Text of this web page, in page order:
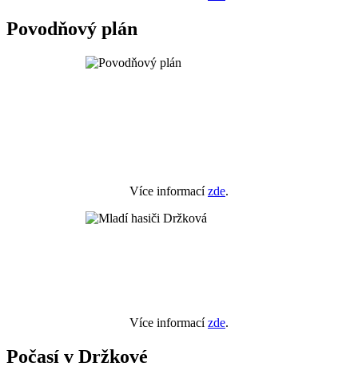
Povodňový plán
Více informacízde.
Více informacízde.
Počasí v Držkové